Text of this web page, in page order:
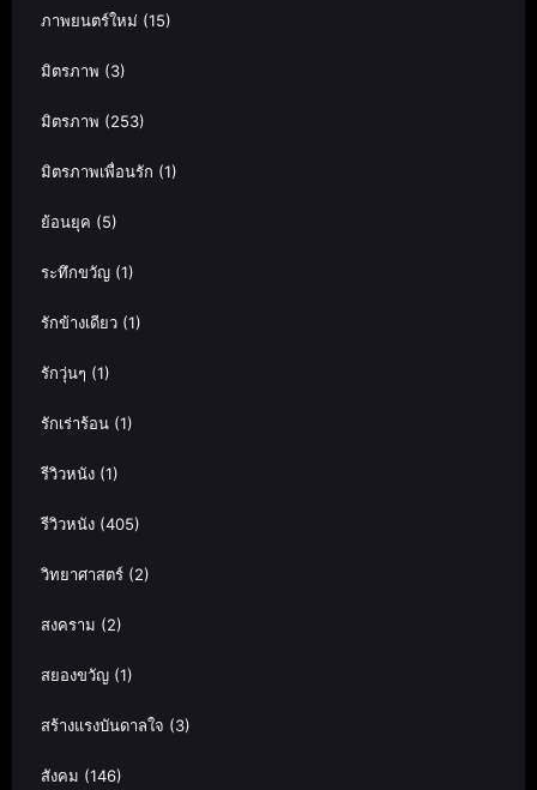
ภาพยนตร์ใหม่ (15)
มิตรภาพ (3)
มิตรภาพ (253)
มิตรภาพเพื่อนรัก (1)
ย้อนยุค (5)
ระทึกขวัญ (1)
รักข้างเดียว (1)
รักวุ่นๆ (1)
รักเร่าร้อน (1)
รีวิวหนัง (1)
รีวิวหนัง (405)
วิทยาศาสตร์ (2)
สงคราม (2)
สยองขวัญ (1)
สร้างแรงบันดาลใจ (3)
สังคม (146)